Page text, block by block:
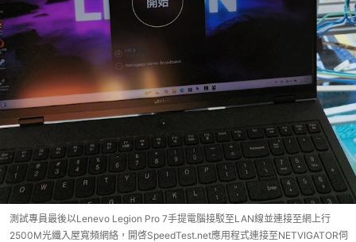
測試專員最後以Lenevo Legion Pro 7手提電腦接駁至LAN線並連接至網上行
2500M光纖入屋寬頻網絡，開啓SpeedTest.net應用程式連接至NETVIGATOR伺